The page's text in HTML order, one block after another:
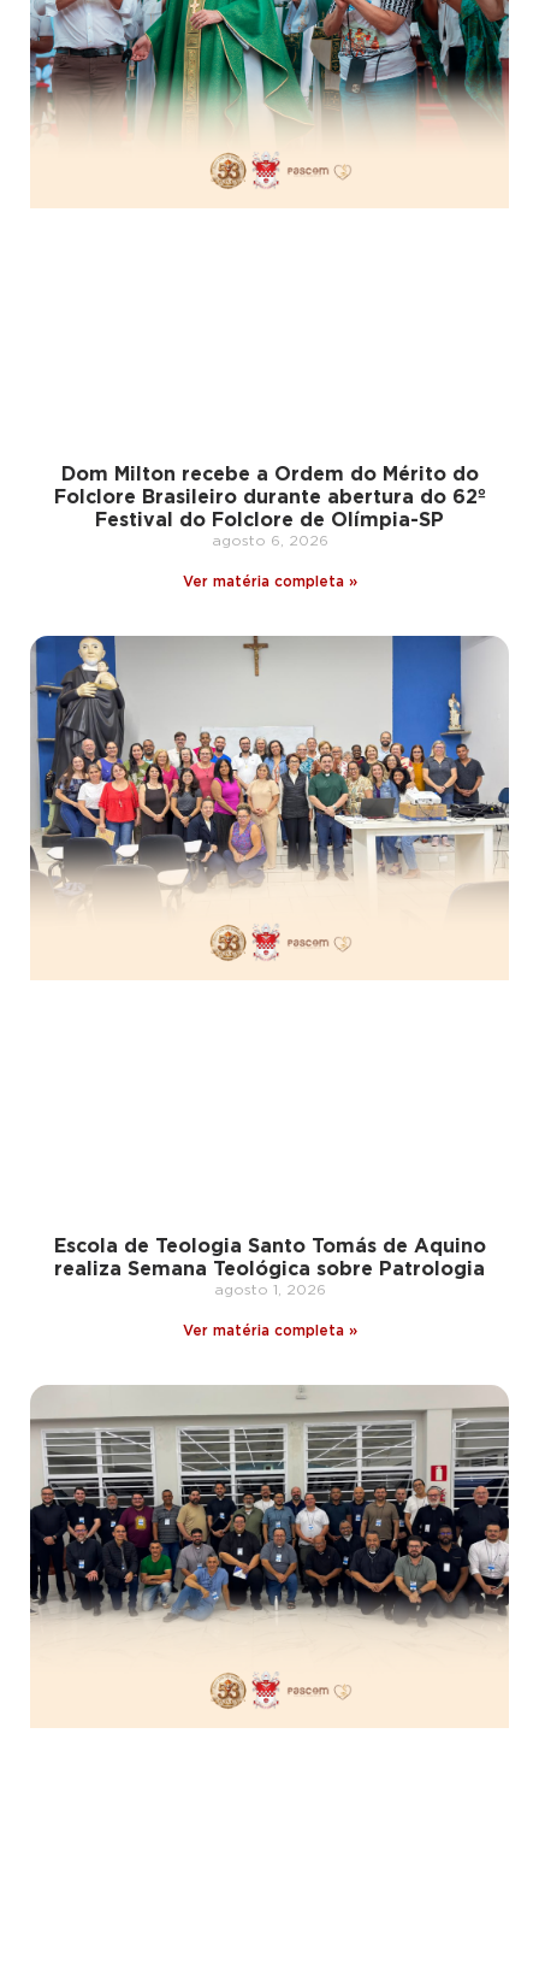
Dom Milton recebe a Ordem do Mérito do
Folclore Brasileiro durante abertura do 62º
Festival do Folclore de Olímpia-SP
agosto 6, 2026
Ver matéria completa »
Escola de Teologia Santo Tomás de Aquino
realiza Semana Teológica sobre Patrologia
agosto 1, 2026
Ver matéria completa »